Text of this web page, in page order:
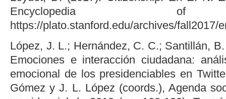
Encyclopedia of
https://plato.stanford.edu/archives/fall2017/
López, J. L.; Hernández, C. C.; Santillán,
Emociones e interacción ciudadana:
emocional de los presidenciables en
Gómez y J. L. López (coords.), Agenda